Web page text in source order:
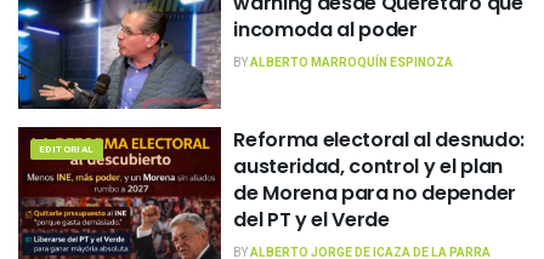
incomoda al poder
BYALBERTO MARROQUÍN ESPINOZA
EDITORIAL
Reforma electoral al desnudo:
austeridad, control y el plan
de Morena para no depender
del PT y el Verde
BYALBERTO JORGE DE ICAZA DE LA PARRA